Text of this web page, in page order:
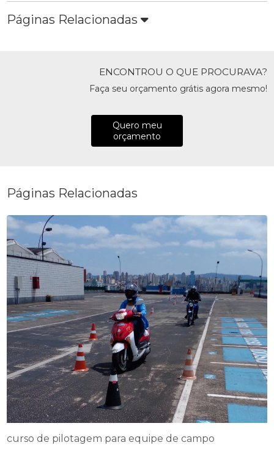
Páginas Relacionadas
ENCONTROU O QUE PROCURAVA?
Faça seu orçamento grátis agora mesmo!
Quero meu
orçamento
Páginas Relacionadas
curso de pilotagem para equipe de campo